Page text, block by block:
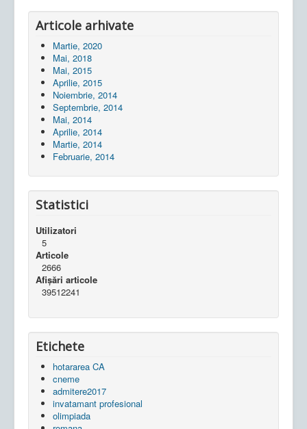
Articole arhivate
Martie, 2020
Mai, 2018
Mai, 2015
Aprilie, 2015
Noiembrie, 2014
Septembrie, 2014
Mai, 2014
Aprilie, 2014
Martie, 2014
Februarie, 2014
Statistici
Utilizatori
5
Articole
2666
Afișări articole
39512241
Etichete
hotararea CA
cneme
admitere2017
invatamant profesional
olimpiada